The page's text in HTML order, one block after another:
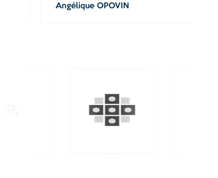
référencement dans les mois à venir, mais je
Angélique OPOVIN